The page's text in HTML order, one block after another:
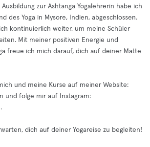
zur Ashtanga Yogalehrerin habe ich
des Yoga in Mysore, Indien, abgeschlossen.
kontinuierlich weiter, um meine Schüler
Mit meiner positiven Energie und
freue ich mich darauf, dich auf deiner Matte
und meine Kurse auf meiner Website:
und folge mir auf Instagram:
dich auf deiner Yogareise zu begleiten!